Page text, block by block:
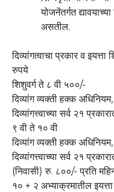
योजनेंतर्गत
असतील.
दिव्यांगत्वाचा प्रकार व इयत्ता
रुपये
शिशुवर्ग ते ८ वी ५००/-
दिव्यांग व्यक्ती हक्क
दिव्यांगत्त्वाच्या सर्व २१
९ वी ते १० वी
दिव्यांग व्यक्ती हक्क
दिव्यांगत्त्वाच्या सर्व २१
(निवासी) रु. ८००/- प्रति
१० + २ अभ्याक्रमातील